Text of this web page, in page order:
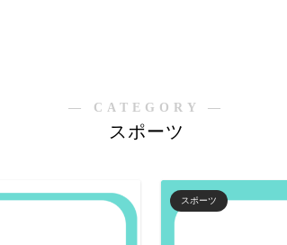
― CATEGORY ―
スポーツ
スポーツ